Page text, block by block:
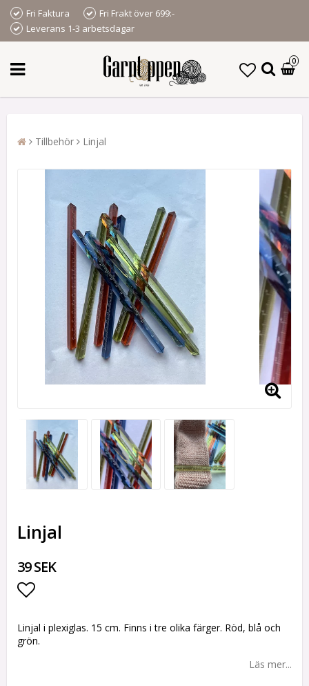
Fri Faktura
Fri Frakt över 699:-
Leverans 1-3 arbetsdagar
0
Tillbehör Linjal
Linjal
39 SEK
Linjal i plexiglas. 15 cm. Finns i tre olika färger. Röd, blå och
grön.
Läs mer...